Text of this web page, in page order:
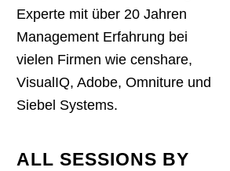
Experte mit über 20 Jahren
Management Erfahrung bei
vielen Firmen wie censhare,
VisualIQ, Adobe, Omniture und
Siebel Systems.
ALL SESSIONS BY